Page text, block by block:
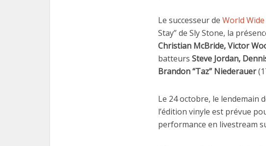
Le successeur de World
Stay” de Sly Stone, la
Christian McBride, Victor
batteurs Steve Jordan,
Brandon “Taz” Niederauer
Le 24 octobre, le lendemain
l’édition vinyle est prévue
performance en livestream